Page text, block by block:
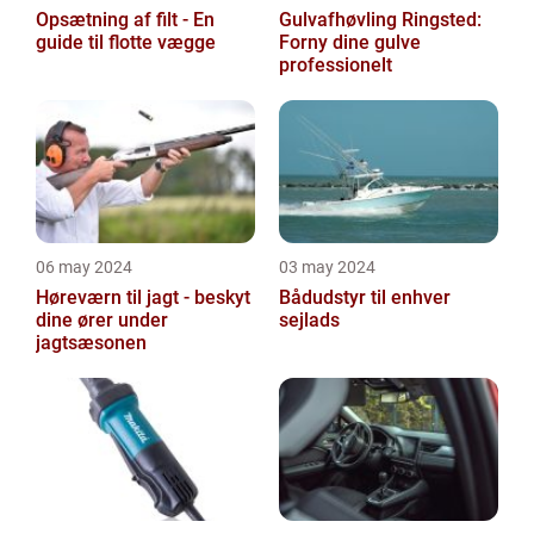
Opsætning af filt - En
guide til flotte vægge
Gulvafhøvling Ringsted:
Forny dine gulve
professionelt
06 may 2024
Høreværn til jagt - beskyt
dine ører under
jagtsæsonen
03 may 2024
Bådudstyr til enhver
sejlads